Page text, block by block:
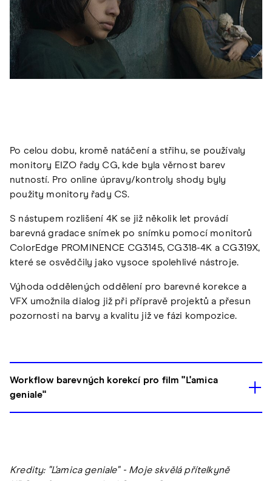
Po celou dobu, kromě natáčení a střihu, se používaly
monitory EIZO řady CG, kde byla věrnost barev
nutností. Pro online úpravy/kontroly shody byly
použity monitory řady CS.
S nástupem rozlišení 4K se již několik let provádí
barevná gradace snímek po snímku pomocí monitorů
ColorEdge PROMINENCE CG3145, CG318-4K a CG319X,
které se osvědčily jako vysoce spolehlivé nástroje.
Výhoda oddělených oddělení pro barevné korekce a
VFX umožnila dialog již při přípravě projektů a přesun
pozornosti na barvy a kvalitu již ve fázi kompozice.
Workflow barevných korekcí pro film "L'amica
geniale"
Kredity: "L'amica geniale" - Moje skvělá přítelkyně